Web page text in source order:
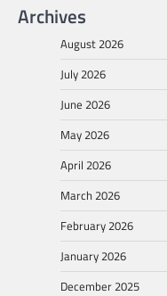
Archives
August 2026
July 2026
June 2026
May 2026
April 2026
March 2026
February 2026
January 2026
December 2025